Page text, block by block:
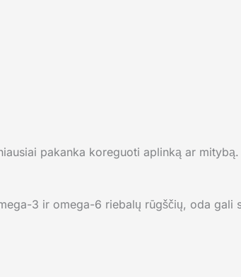
pakanka koreguoti aplinką ar mitybą.
3 ir omega-6 riebalų rūgščių, oda gali